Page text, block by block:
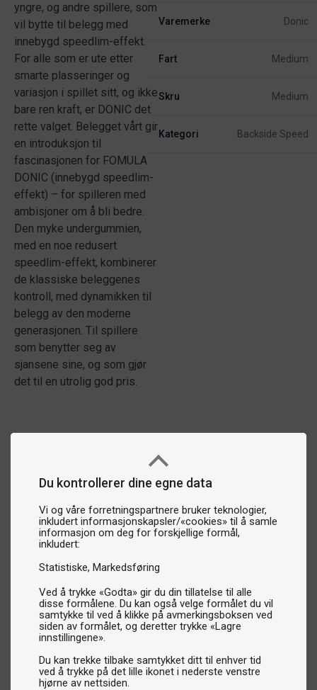
Du kontrollerer dine egne data
Vi og våre forretningspartnere bruker teknologier,
inkludert informasjonskapsler/«cookies» til å samle
informasjon om deg for forskjellige formål,
inkludert:
Statistiske Markedsføring
Ved å trykke «Godta» gir du din tillatelse til alle
disse formålene. Du kan også velge formålet du vil
samtykke til ved å klikke på avmerkingsboksen ved
siden av formålet, og deretter trykke «Lagre
innstillingene».
Du kan trekke tilbake samtykket ditt til enhver tid
ved å trykke på det lille ikonet i nederste venstre
hjørne av nettsiden.
yngre, og andre spillere, som
vil bytte til belegg med
innebygd speedlim-effekt.
For alle som er ute etter
smarte plasseringer og
variasjon i spillet sitt, og ikke
bare ren kraft, er DONIC det
rette valget. Belegget vårt gir
en introduksjon til
fascinasjonen for FOMULA
DONIC (innebygd speedlim-
effekt) – for spilleren med
ambisjoner om å bli bedre.
Den myke undergummien,
med en noe redusert
speedlim-effekt, kombinerer
de klassiske beleggenes
kontroll, med dynamikken til
belegg av den moderne
generasjonen. Til spillere
som benytter seg av
sjansene sine, og som gjør
det til en utrolig god pris.
Varemerke Donic
Fart Medium
Skru Medium
Kategori Backside Speed